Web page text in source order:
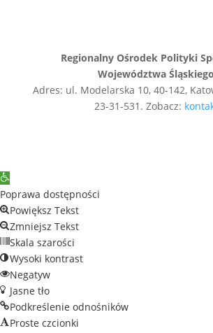
Regionalny Ośrodek Polityki
Województwa Śląskiego
Adres: ul. Modelarska 10, 40-142,
23-31-531. Zobacz:
Open
toolbar
Poprawa dostępności
Powiększ Tekst
Zmniejsz Tekst
Skala szarości
Wysoki kontrast
Negatyw
Jasne tło
Podkreślenie odnośników
Proste czcionki